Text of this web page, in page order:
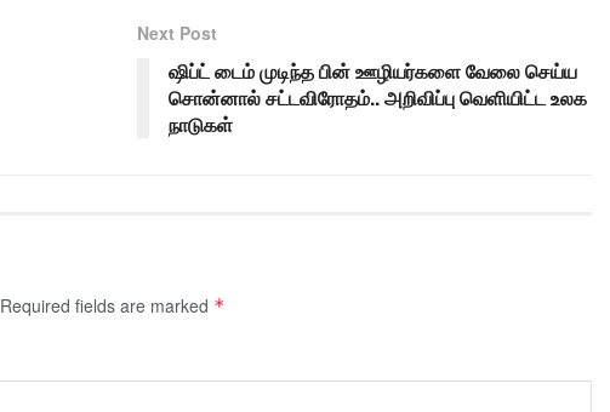
Next Post
ஷிப்ட் டைம் முடிந்த பின் ஊழியர்களை வேலை செய்ய
சொன்னால் சட்டவிரோதம்.. அறிவிப்பு வெளியிட்ட உலக
நாடுகள்
Required fields are marked *